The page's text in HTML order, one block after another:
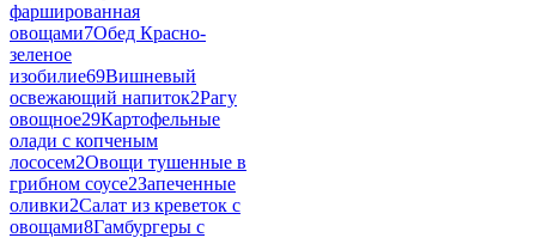
фаршированная
овощами7Обед Красно-
зеленое
изобилие69Вишневый
освежающий напиток2Рагу
овощное29Картофельные
олади с копченым
лососем2Овощи тушенные в
грибном соусе2Запеченные
оливки2Салат из креветок с
овощами8Гамбургеры с